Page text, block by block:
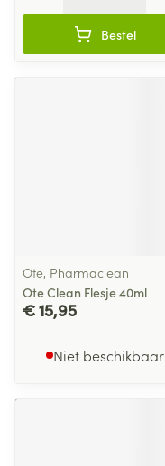
Bestel
Ote, Pharmaclean
Ote Clean Flesje 40ml
€ 15,95
Niet beschikbaar